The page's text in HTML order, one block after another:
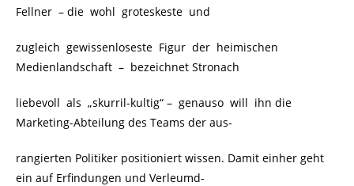
Fellner – die wohl groteskeste und
zugleich gewissenloseste Figur der heimischen
Medienlandschaft – bezeichnet Stronach
liebevoll als „skurril-kultig“ – genauso will ihn die
Marketing-Abteilung des Teams der aus-
rangierten Politiker positioniert wissen. Damit einher geht
ein auf Erfindungen und Verleumd-